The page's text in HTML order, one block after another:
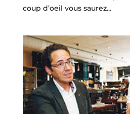
coup d’oeil vous saurez...